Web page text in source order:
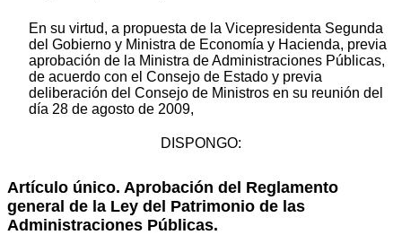
En su virtud, a propuesta de la Vicepresidenta Segunda
del Gobierno y Ministra de Economía y Hacienda, previa
aprobación de la Ministra de Administraciones Públicas,
de acuerdo con el Consejo de Estado y previa
deliberación del Consejo de Ministros en su reunión del
día 28 de agosto de 2009,
DISPONGO:
Artículo único. Aprobación del Reglamento
general de la Ley del Patrimonio de las
Administraciones Públicas.